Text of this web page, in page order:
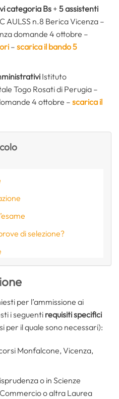
categoria Bs+ 5 assistenti
AULSS n.8 Berica Vicenza –
domande 4 ottobre –
– scarica il bando 5
Istituto
Togo Rosati di Perugia –
4 ottobre – scarica il
di selezione?
per l’ammissione ai
i seguenti requisiti specifici
per il quale sono necessari):
Monfalcone, Vicenza,
o in Scienze
o altra Laurea